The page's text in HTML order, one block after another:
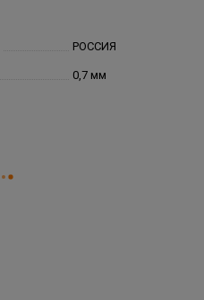
РОССИЯ
0,7 мм